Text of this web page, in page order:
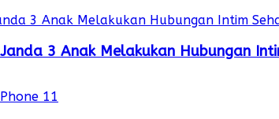
3 Anak Melakukan Hubungan